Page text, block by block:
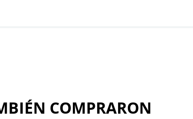
COMPRARON